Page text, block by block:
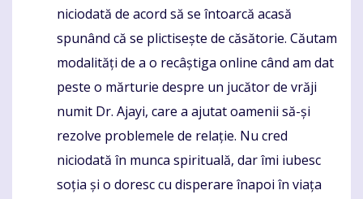
niciodată de acord să se întoarcă acasă
spunând că se plictisește de căsătorie. Căutam
modalități de a o recâștiga online când am dat
peste o mărturie despre un jucător de vrăji
numit Dr. Ajayi, care a ajutat oamenii să-și
rezolve problemele de relație. Nu cred
niciodată în munca spirituală, dar îmi iubesc
soția și o doresc cu disperare înapoi în viața